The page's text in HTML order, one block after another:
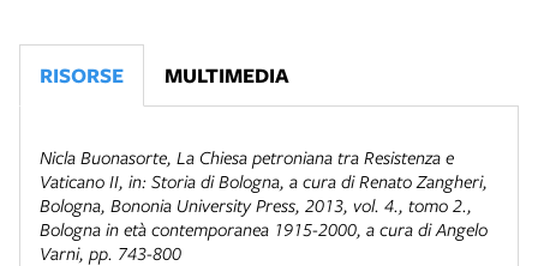
RISORSE MULTIMEDIA
Nicla Buonasorte, La Chiesa petroniana tra Resistenza e
Vaticano II, in: Storia di Bologna, a cura di Renato Zangheri,
Bologna, Bononia University Press, 2013, vol. 4., tomo 2.,
Bologna in età contemporanea 1915-2000, a cura di Angelo
Varni, pp. 743-800